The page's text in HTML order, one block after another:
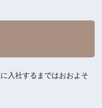
入社するまではおおよそ